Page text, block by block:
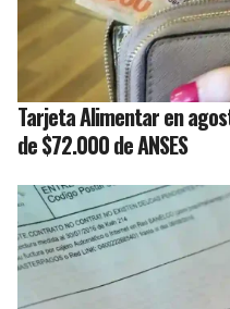
Tarjeta Alimentar en
de $72.000 de ANSES